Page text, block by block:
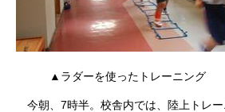
▲ラダーを使ったトレーニング
今朝、7時半。校舎内では、陸上トレ